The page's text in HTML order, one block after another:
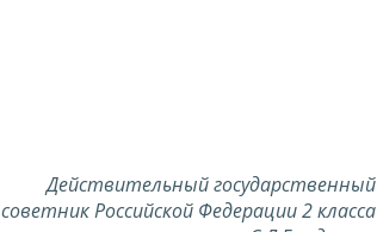
Действительный государственный
советник Российской Федерации 2 класса